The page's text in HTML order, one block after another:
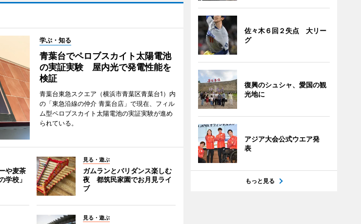
学ぶ・知る
青葉台でペロブスカイト太陽電池
の実証実験 屋内光で発電性能を
検証
青葉台東急スクエア（横浜市青葉区青葉台1）内
の「東急沿線の仲介 青葉台店」で現在、フィル
ム型ペロブスカイト太陽電池の実証実験が進め
られている。
や麦茶
校」
見る・遊ぶ
ガムランとバリダンス楽しむ
夜 都筑民家園でお月見ライ
ブ
見る・遊ぶ
佐々木６回２失点 大リー
グ
復興のシュシャ、愛国の観
光地に
アジア大会公式ウエア発
表
もっと見る